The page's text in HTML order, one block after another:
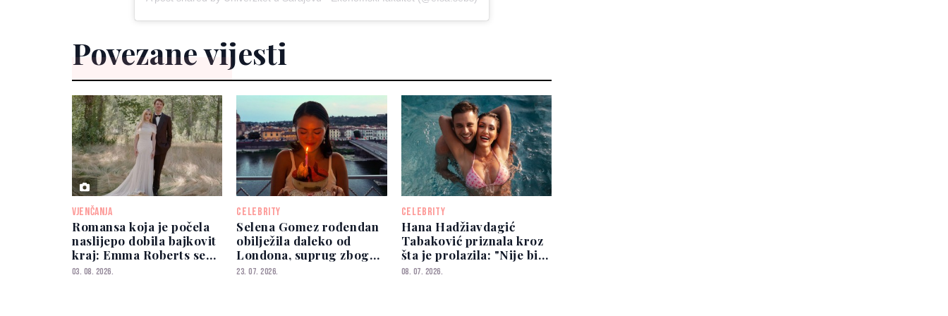
Povezane vijesti
VJENČANJA
Romansa koja je počela
naslijepo dobila bajkovit
kraj: Emma Roberts se
udala
03. 08. 2026.
CELEBRITY
Selena Gomez rođendan
obilježila daleko od
Londona, suprug zbog
nje doputovao brodom
23. 07. 2026.
CELEBRITY
Hana Hadžiavdagić
Tabaković priznala kroz
šta je prolazila: "Nije bilo
nimalo lako"
08. 07. 2026.